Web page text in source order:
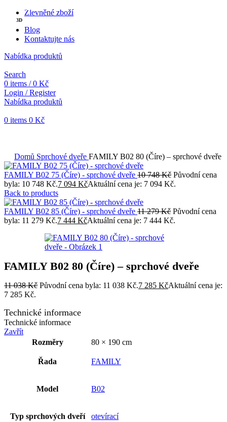
Zlevněné zboží
Blog
Kontaktujte nás
Nabídka produktů
Search
0 items / 0 Kč
Login / Register
Nabídka produktů
0 items 0 Kč
Domů Sprchové dveře FAMILY B02 80 (Číre) – sprchové dveře
FAMILY B02 75 (Číre) - sprchové dveře 10 748Kč Původní cena
byla: 10 748 Kč.7 094 KčAktuální cena je: 7 094 Kč.
Back to products
FAMILY B02 85 (Číre) - sprchové dveře 11 279Kč Původní cena
byla: 11 279 Kč.7 444 KčAktuální cena je: 7 444 Kč.
-34%
3D
FAMILY B02 80 (Číre) – sprchové dveře
11 038Kč Původní cena byla: 11 038 Kč.7 285 KčAktuální cena je:
7 285 Kč.
Technické informace
Technické informace
Zavřít
Rozměry
80 × 190 cm
Řada FAMILY
Model B02
Typ sprchových dveří otevírací
-34%
-34%